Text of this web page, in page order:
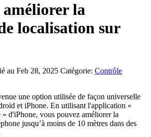
la
localisation sur
au Feb 28, 2025 Catégorie: Contrôle
une option utilisée de façon universelle
et iPhone. En utilisant l'application «
d'iPhone, vous pouvez améliorer la
jusqu’à moins de 10 mètres dans des